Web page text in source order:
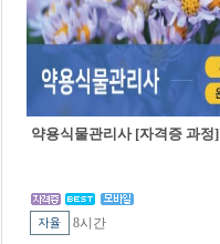
약용식물관리사 [자격증 과정]
8시간